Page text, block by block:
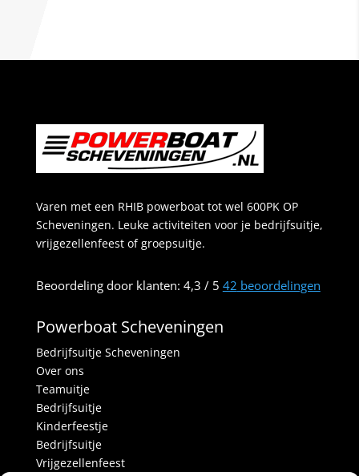
Varen met een RHIB powerboat tot wel 600PK OP
Scheveningen. Leuke activiteiten voor je bedrijfsuitje,
vrijgezellenfeest of groepsuitje.
Beoordeling door klanten: 4,3 / 5 42 beoordelingen
Powerboat Scheveningen
Bedrijfsuitje Scheveningen
Over ons
Teamuitje
Bedrijfsuitje
Kinderfeestje
Bedrijfsuitje
Vrijgezellenfeest